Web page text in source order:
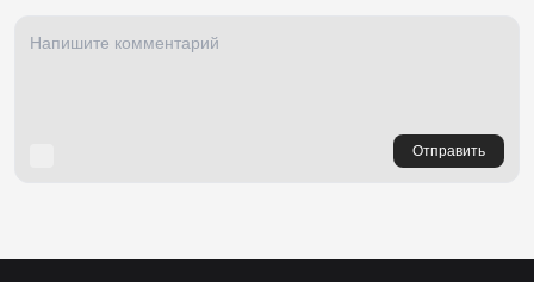
Отправить